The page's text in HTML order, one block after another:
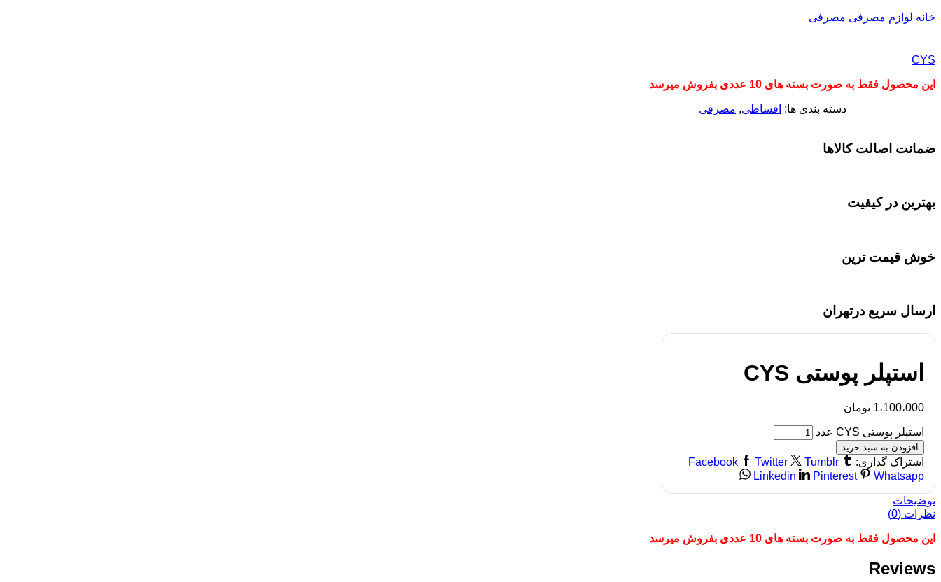
خانه لوازم مصرفی مصرفی
CYS
این محصول فقط به صورت بسته های 10 عددی بفروش میرسد
دسته بندی ها: اقساطی, مصرفی
ضمانت اصالت کالاها
بهترین در کیفیت
خوش قیمت ترین
ارسال سریع درتهران
استپلر پوستی CYS
1،100،000 تومان
استپلر پوستی CYS عدد
افزودن به سبد خرید
اشتراک گذاری: Facebook Twitter
Tumblr
Linkedin
Pinterest Whatsapp
توضیحات
نظرات (0)
این محصول فقط به صورت بسته های 10 عددی بفروش میرسد
Reviews